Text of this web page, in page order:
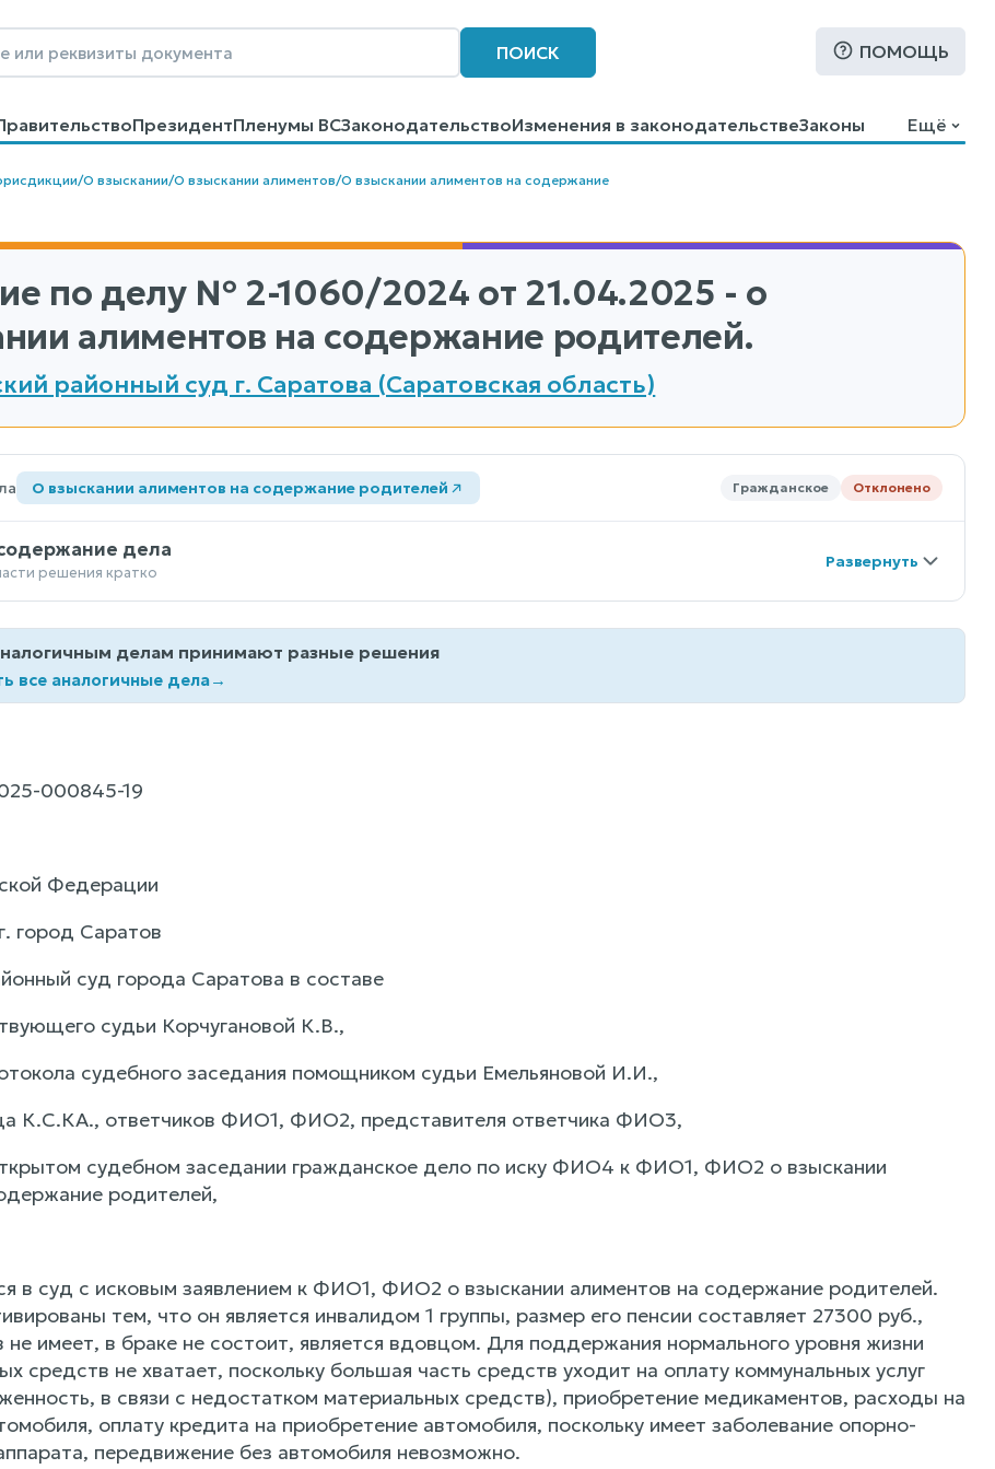
ПОИСК ПОМОЩЬ
ПрезидентПленумы ВСЗаконодательствоИзменения в законодательствеЗаконы
КонтактыПомощьПоиск
Ещё
/О взыскании/О взыскании алиментов/О взыскании алиментов на содержание
по делу № 2-1060/2024 от 21.04.2025 - о
алиментов на содержание родителей.
районный суд г. Саратова (Саратовская область)
О взыскании алиментов на содержание родителей Гражданское Отклонено
дела
решения кратко
делам принимают разные решения
все аналогичные дела→
000845-19
Федерации
город Саратов
суд города Саратова в составе
судьи Корчугановой К.В.,
судебного заседания помощником судьи Емельяновой И.И.,
К.С.КА., ответчиков ФИО1, ФИО2, представителя ответчика ФИО3,
судебном заседании гражданское дело по иску ФИО4 к ФИО1, ФИО2 о взыскании
родителей,
в суд с исковым заявлением к ФИО1, ФИО2 о взыскании алиментов на содержание родителей.
тем, что он является инвалидом 1 группы, размер его пенсии составляет 27300 руб.,
не имеет, в браке не состоит, является вдовцом. Для поддержания нормального уровня жизни
средств не хватает, поскольку большая часть средств уходит на оплату коммунальных услуг
в связи с недостатком материальных средств), приобретение медикаментов, расходы на
оплату кредита на приобретение автомобиля, поскольку имеет заболевание опорно-
передвижение без автомобиля невозможно.